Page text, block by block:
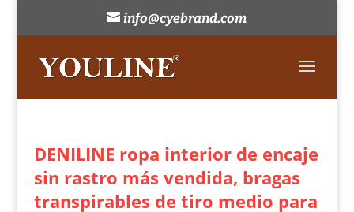
info@cyebrand.com
DENILINE ropa interior de encaje
sin rastro más vendida, bragas
transpirables de tiro medio para